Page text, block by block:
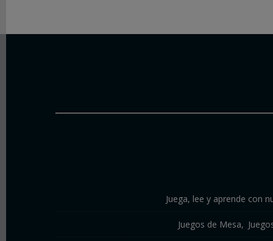
Juega, lee y aprende con
Juegos de Mesa